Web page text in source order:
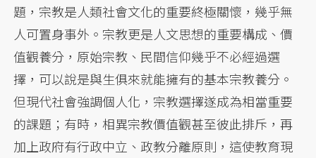
題，宗教是人類社會文化的重要終極關懷，幾乎無
人可置身事外。宗教更是人文思想的重要構成、價
值觀養分，原始宗教、民間信仰幾乎不必經過選
擇，可以說是與生俱來就能擁有的基本宗教養分。
但現代社會強調個人化，宗教選擇遂成為相當重要
的課題；有時，相異宗教價值觀甚至彼此排斥，再
加上政府有行政中立、政教分離原則，這使教育現